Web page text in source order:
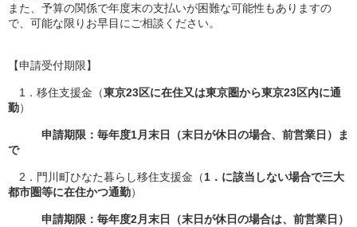
また、予算の関係で年度末の支払いが困難な可能性もありますの
で、可能な限りお早目にご相談ください。
【申請受付期限】
1．移住支援金（東京23区に在住又は東京圏から東京23区内に通
勤）
申請期限：毎年度1月末日（末日が休日の場合、前営業日）ま
で
2．門川町ひなた暮らし移住支援金（1．に該当しない場合で三大
都市圏等に在住かつ通勤）
申請期限：毎年度2月末日（末日が休日の場合は、前営業日）